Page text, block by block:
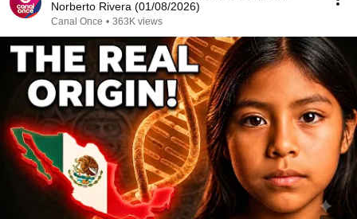
Norberto Rivera (01/08/2026)
Canal Once • 363K views